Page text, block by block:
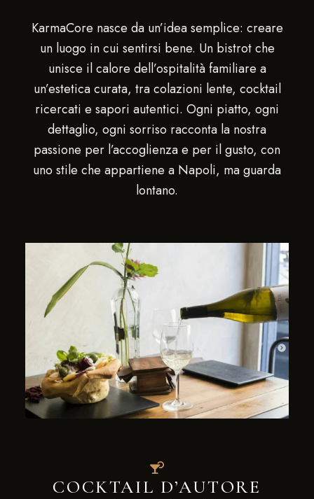
KarmaCore nasce da un’idea semplice: creare
un luogo in cui sentirsi bene. Un bistrot che
unisce il calore dell’ospitalità familiare a
un’estetica curata, tra colazioni lente, cocktail
ricercati e sapori autentici. Ogni piatto, ogni
dettaglio, ogni sorriso racconta la nostra
passione per l’accoglienza e per il gusto, con
uno stile che appartiene a Napoli, ma guarda
lontano.
COCKTAIL D’AUTORE